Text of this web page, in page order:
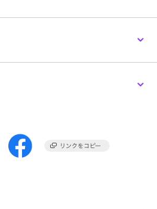
樹脂塗装）
アイテムです。